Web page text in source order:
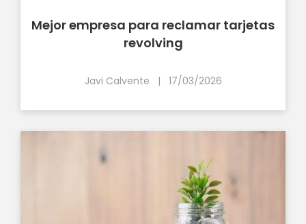
Mejor empresa para reclamar tarjetas
revolving
Javi Calvente | 17/03/2026